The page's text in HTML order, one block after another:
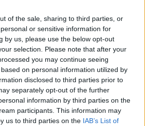
of the sale, sharing to third parties, or
or sensitive information for
by us, please use the below opt-out
selection. Please note that after your
you may continue seeing
on personal information utilized by
disclosed to third parties prior to
separately opt-out of the further
information by third parties on the
participants. This information may
us to third parties on the IAB’s List of